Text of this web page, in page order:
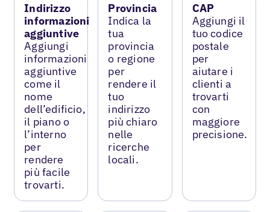
Indirizzo
informazioni
aggiuntive
Aggiungi
informazioni
aggiuntive
come il
nome
dell’edificio,
il piano o
l’interno
per
rendere
più facile
trovarti.
Provincia
Indica la
tua
provincia
o regione
per
rendere il
tuo
indirizzo
più chiaro
nelle
ricerche
locali.
CAP
Aggiungi il
tuo codice
postale
per
aiutare i
clienti a
trovarti
con
maggiore
precisione.